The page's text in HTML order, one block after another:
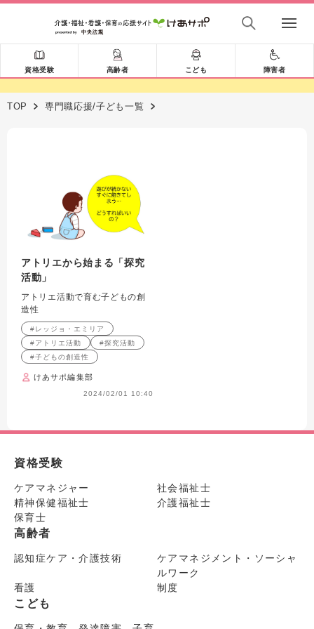
資格受験 高齢者 こども 障害者
TOP 専門職応援/子ども一覧
アトリエから始まる「探究
活動」
アトリエ活動で育む子どもの創
造性
#レッジョ・エミリア
#アトリエ活動
#探究活動
#子どもの創造性
けあサポ編集部
2024/02/01 10:40
資格受験
ケアマネジャー
社会福祉士
精神保健福祉士
介護福祉士
保育士
高齢者
認知症ケア・介護技術
ケアマネジメント・ソーシャ
ルワーク
看護
制度
こども